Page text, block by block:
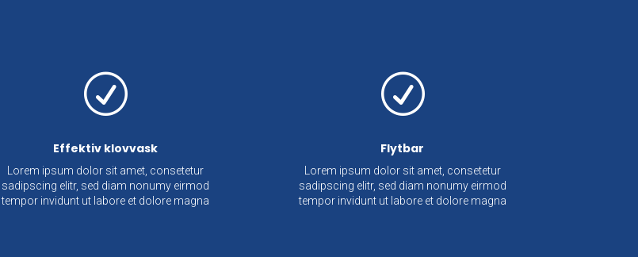
R
Effektiv klovvask
Lorem ipsum dolor sit amet, consetetur
sadipscing elitr, sed diam nonumy eirmod
tempor invidunt ut labore et dolore magna
R
Flytbar
Lorem ipsum dolor sit amet, consetetur
sadipscing elitr, sed diam nonumy eirmod
tempor invidunt ut labore et dolore magna